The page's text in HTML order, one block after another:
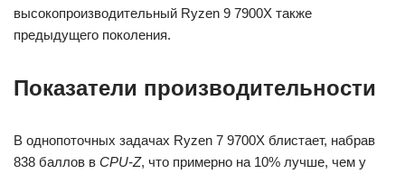
высокопроизводительный Ryzen 9 7900X также
предыдущего поколения.
Показатели производительности
В однопоточных задачах Ryzen 7 9700X блистает, набрав
838 баллов в CPU-Z, что примерно на 10% лучше, чем у